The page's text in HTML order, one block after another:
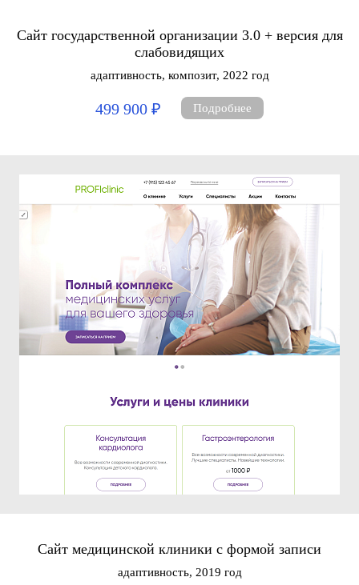
Сайт государственной организации 3.0 + версия для
слабовидящих
адаптивность, композит, 2022 год
499 900 ₽ Подробнее
Сайт медицинской клиники с формой записи
адаптивность, 2019 год